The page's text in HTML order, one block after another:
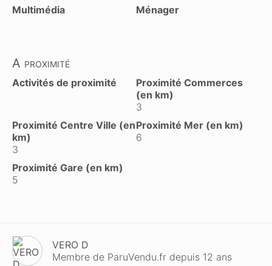
Multimédia
Ménager
A proximité
Activités de proximité
Proximité Commerces
(en km)
3
Proximité Centre Ville (en
km)
3
Proximité Mer (en km)
6
Proximité Gare (en km)
5
VERO D
Membre de ParuVendu.fr depuis 12 ans